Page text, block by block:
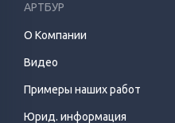
АРТБУР
О Компании
Видео
Примеры наших работ
Юрид. информация